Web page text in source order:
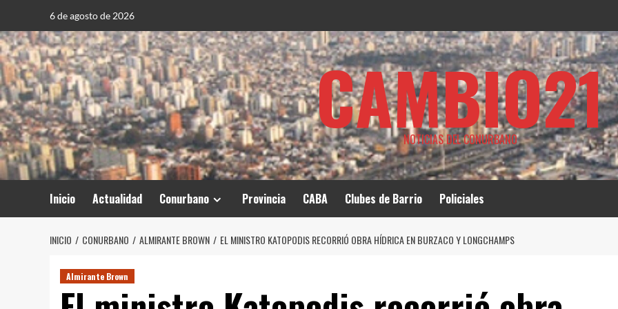
contenido
6 de agosto de 2026
CAMBIO21
NOTICIAS DEL CONURBANO
Inicio Actualidad Conurbano Provincia CABA Clubes de Barrio Policiales
INICIO CONURBANO ALMIRANTE BROWN EL MINISTRO KATOPODIS RECORRIÓ OBRA HÍDRICA EN BURZACO Y LONGCHAMPS
Almirante Brown